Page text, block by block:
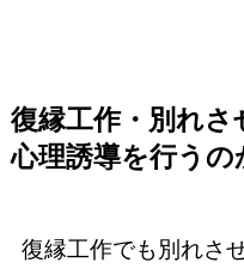
復縁工作・別れ
心理誘導を行うの
復縁工作でも別れさ